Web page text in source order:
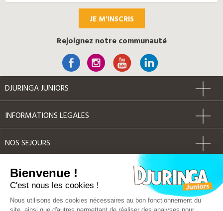
JE M'INSCRIS
Rejoignez notre communauté
DJURINGA JUNIORS
INFORMATIONS LEGALES
NOS SEJOURS
AUTRES
Label Qualité
Bienvenue !
C'est nous les cookies !
Nous utilisons des cookies nécessaires au bon fonctionnement du